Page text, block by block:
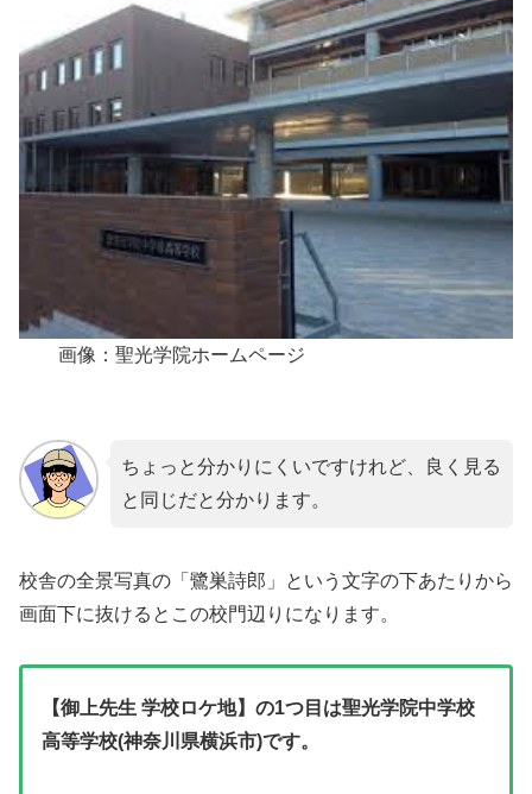
画像：聖光学院ホームページ
ちょっと分かりにくいですけれど、良く見る
と同じだと分かります。
校舎の全景写真の「鷺巣詩郎」という文字の下あたりから
画面下に抜けるとこの校門辺りになります。
【御上先生 学校ロケ地】の1つ目は聖光学院中学校
高等学校(神奈川県横浜市)です。